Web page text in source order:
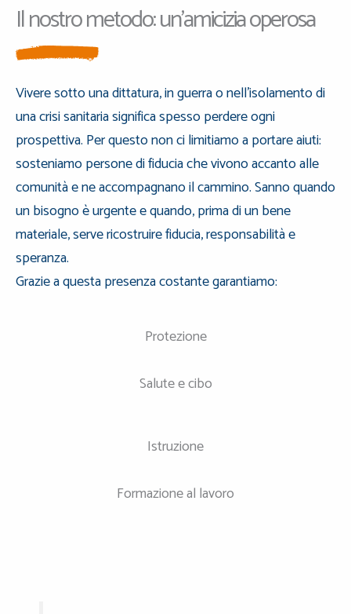
Il nostro metodo: un’amicizia operosa
Vivere sotto una dittatura, in guerra o nell’isolamento di
una crisi sanitaria significa spesso perdere ogni
prospettiva. Per questo non ci limitiamo a portare aiuti:
sosteniamo persone di fiducia che vivono accanto alle
comunità e ne accompagnano il cammino. Sanno quando
un bisogno è urgente e quando, prima di un bene
materiale, serve ricostruire fiducia, responsabilità e
speranza.
Grazie a questa presenza costante garantiamo:
Protezione
Salute e cibo
Istruzione
Formazione al lavoro